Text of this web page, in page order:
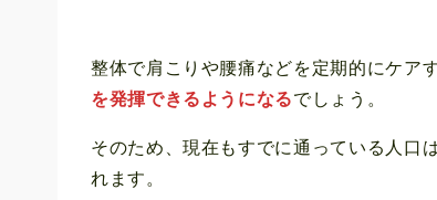
整体で肩こりや腰痛などを定期的にケア
を発揮できるようになるでしょう。
そのため、現在もすでに通っている人口
れます。